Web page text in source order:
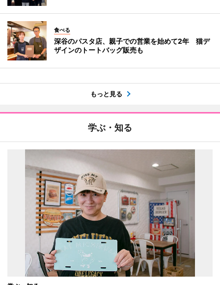
食べる
深谷のパスタ店、親子での営業を始めて2年 猫デ
ザインのトートバッグ販売も
もっと見る
学ぶ・知る